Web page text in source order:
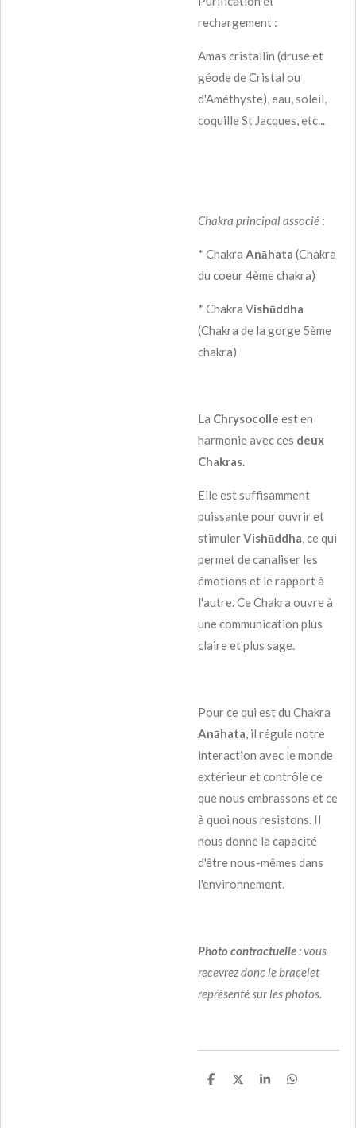
rechargement :
Amas cristallin (druse et
géode de Cristal ou
d'Améthyste), eau, soleil,
coquille St Jacques, etc...
Chakra principal associé :
* Chakra Anāhata (Chakra
du coeur 4ème chakra)
* Chakra Vishūddha
(Chakra de la gorge 5ème
chakra)
La Chrysocolle est en
harmonie avec ces deux
Chakras.
Elle est suffisamment
puissante pour ouvrir et
stimulerVishūddha, ce qui
permet de canaliser les
émotions et le rapport à
l'autre. Ce Chakra ouvre à
une communication plus
claire et plus sage.
Pour ce qui est du Chakra
Anāhata, il régule notre
interaction avec le monde
extérieur et contrôle ce
que nous embrassons et ce
à quoi nous resistons. Il
nous donne la capacité
d'être nous-mêmes dans
l'environnement.
Photocontractuelle: vous
recevrez donc le bracelet
représenté sur les photos.
P
P
P
P